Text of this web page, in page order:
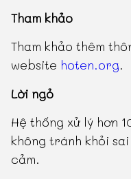
Tham khảo
Tham khảo thêm
website hoten.org.
Lời ngỏ
Hệ thống xử lý hơn
không tránh khỏi
cảm.